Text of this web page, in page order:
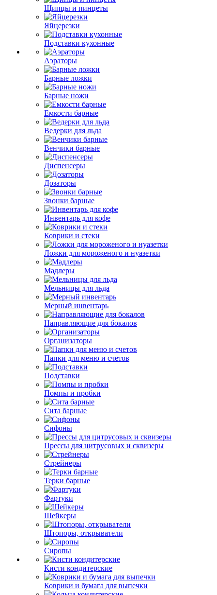
Щипцы и пинцеты
Яйцерезки
Подставки кухонные
Аэраторы
Барные ложки
Барные ножи
Емкости барные
Ведерки для льда
Венчики барные
Диспенсеры
Дозаторы
Звонки барные
Инвентарь для кофе
Коврики и стеки
Ложки для мороженого и нуазетки
Мадлеры
Мельницы для льда
Мерный инвентарь
Направляющие для бокалов
Организаторы
Папки для меню и счетов
Подставки
Помпы и пробки
Сита барные
Сифоны
Прессы для цитрусовых и сквизеры
Стрейнеры
Терки барные
Фартуки
Шейкеры
Штопоры, открыватели
Сиропы
Кисти кондитерские
Коврики и бумага для выпечки